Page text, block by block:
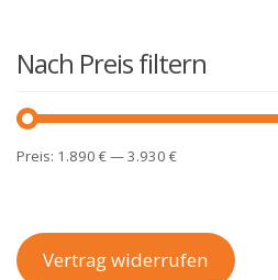
Nach Preis filtern
Min.
Max.
Preis: 1.890 €—3.930 €
Vertrag widerrufen